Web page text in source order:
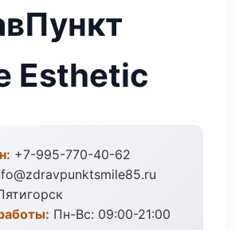
Esthetic
+7-995-770-40-62
Пн-Вс: 09:00-21:00